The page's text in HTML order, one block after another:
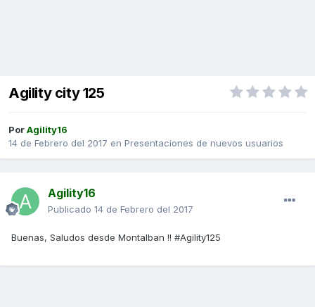
Agility city 125
PorAgility16
14 de Febrero del 2017 en Presentaciones de nuevos usuarios
Agility16
Publicado 14 de Febrero del 2017
Buenas, Saludos desde Montalban !! #Agility125